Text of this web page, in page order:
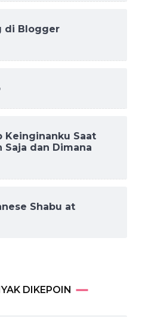
di Blogger
Keinginanku Saat
Saja dan Dimana
Shabu at
DIKEPOIN